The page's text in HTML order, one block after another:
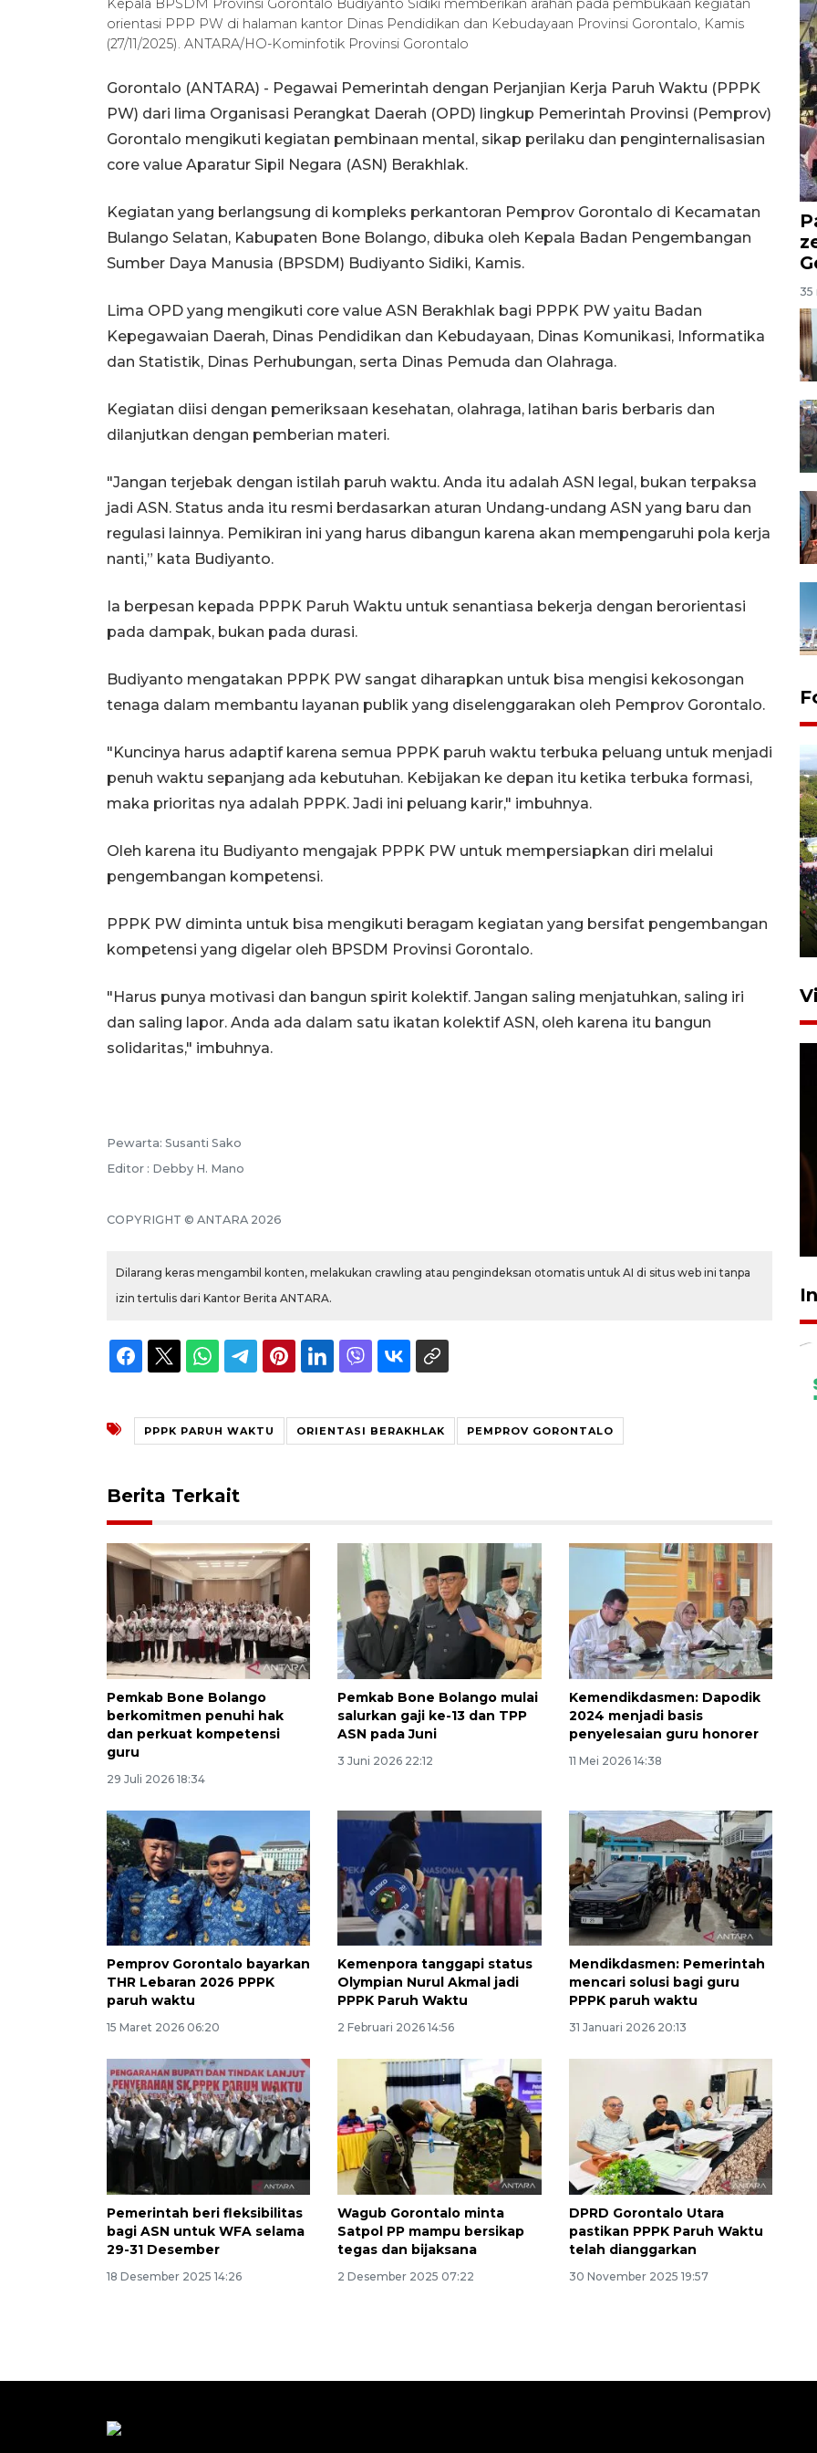
Kepala BPSDM Provinsi Gorontalo Budiyanto Sidiki memberikan arahan pada pembukaan kegiatan
orientasi PPP PW di halaman kantor Dinas Pendidikan dan Kebudayaan Provinsi Gorontalo, Kamis
(27/11/2025). ANTARA/HO-Kominfotik Provinsi Gorontalo
Gorontalo (ANTARA) - Pegawai Pemerintah dengan Perjanjian Kerja Paruh Waktu (PPPK
PW) dari lima Organisasi Perangkat Daerah (OPD) lingkup Pemerintah Provinsi (Pemprov)
Gorontalo mengikuti kegiatan pembinaan mental, sikap perilaku dan penginternalisasian
core value Aparatur Sipil Negara (ASN) Berakhlak.
Kegiatan yang berlangsung di kompleks perkantoran Pemprov Gorontalo di Kecamatan
Bulango Selatan, Kabupaten Bone Bolango, dibuka oleh Kepala Badan Pengembangan
Sumber Daya Manusia (BPSDM) Budiyanto Sidiki, Kamis.
Lima OPD yang mengikuti core value ASN Berakhlak bagi PPPK PW yaitu Badan
Kepegawaian Daerah, Dinas Pendidikan dan Kebudayaan, Dinas Komunikasi, Informatika
dan Statistik, Dinas Perhubungan, serta Dinas Pemuda dan Olahraga.
Kegiatan diisi dengan pemeriksaan kesehatan, olahraga, latihan baris berbaris dan
dilanjutkan dengan pemberian materi.
"Jangan terjebak dengan istilah paruh waktu. Anda itu adalah ASN legal, bukan terpaksa
jadi ASN. Status anda itu resmi berdasarkan aturan Undang-undang ASN yang baru dan
regulasi lainnya. Pemikiran ini yang harus dibangun karena akan mempengaruhi pola kerja
nanti,” kata Budiyanto.
Ia berpesan kepada PPPK Paruh Waktu untuk senantiasa bekerja dengan berorientasi
pada dampak, bukan pada durasi.
Budiyanto mengatakan PPPK PW sangat diharapkan untuk bisa mengisi kekosongan
tenaga dalam membantu layanan publik yang diselenggarakan oleh Pemprov Gorontalo.
"Kuncinya harus adaptif karena semua PPPK paruh waktu terbuka peluang untuk menjadi
penuh waktu sepanjang ada kebutuhan. Kebijakan ke depan itu ketika terbuka formasi,
maka prioritas nya adalah PPPK. Jadi ini peluang karir," imbuhnya.
Oleh karena itu Budiyanto mengajak PPPK PW untuk mempersiapkan diri melalui
pengembangan kompetensi.
PPPK PW diminta untuk bisa mengikuti beragam kegiatan yang bersifat pengembangan
kompetensi yang digelar oleh BPSDM Provinsi Gorontalo.
"Harus punya motivasi dan bangun spirit kolektif. Jangan saling menjatuhkan, saling iri
dan saling lapor. Anda ada dalam satu ikatan kolektif ASN, oleh karena itu bangun
solidaritas," imbuhnya.
Pewarta: Susanti Sako
Editor : Debby H. Mano
COPYRIGHT © ANTARA 2026
Dilarang keras mengambil konten, melakukan crawling atau pengindeksan otomatis untuk AI di situs web ini tanpa
izin tertulis dari Kantor Berita ANTARA.
PPPK PARUH WAKTU ORIENTASI BERAKHLAK PEMPROV GORONTALO
Berita Terkait
Pemkab Bone Bolango
berkomitmen penuhi hak
dan perkuat kompetensi
guru
29 Juli 2026 18:34
Pemkab Bone Bolango mulai
salurkan gaji ke-13 dan TPP
ASN pada Juni
3 Juni 2026 22:12
Kemendikdasmen: Dapodik
2024 menjadi basis
penyelesaian guru honorer
11 Mei 2026 14:38
Pemprov Gorontalo bayarkan
THR Lebaran 2026 PPPK
paruh waktu
15 Maret 2026 06:20
Kemenpora tanggapi status
Olympian Nurul Akmal jadi
PPPK Paruh Waktu
2 Februari 2026 14:56
Mendikdasmen: Pemerintah
mencari solusi bagi guru
PPPK paruh waktu
31 Januari 2026 20:13
Pemerintah beri fleksibilitas
bagi ASN untuk WFA selama
29-31 Desember
18 Desember 2025 14:26
Wagub Gorontalo minta
Satpol PP mampu bersikap
tegas dan bijaksana
2 Desember 2025 07:22
DPRD Gorontalo Utara
pastikan PPPK Paruh Waktu
telah dianggarkan
30 November 2025 19:57
35
17 Agustus 2023 15:58
Awas penipuan berbasis AI
2026-08-07 13:45:00